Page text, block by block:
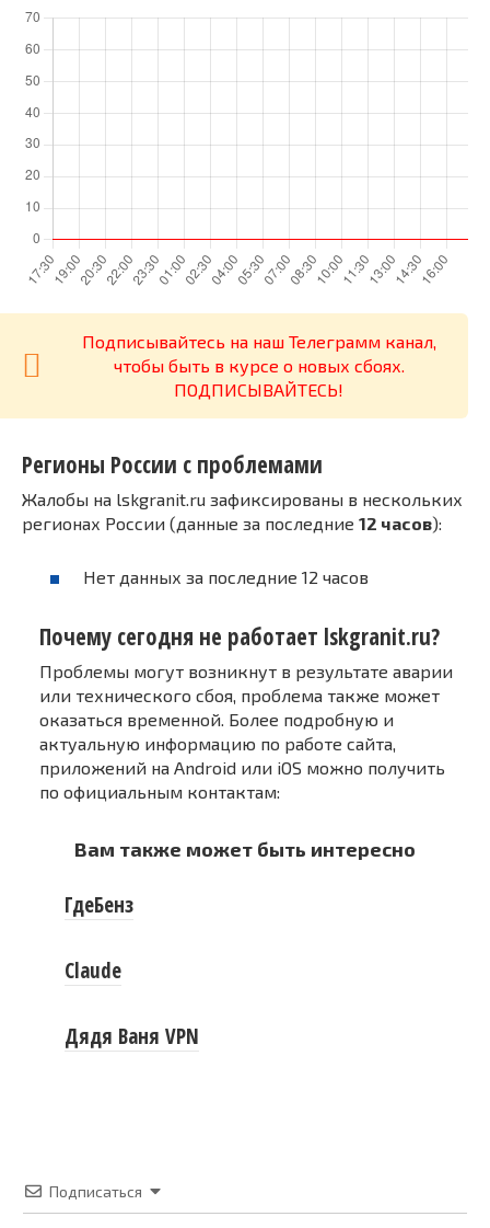
Подписывайтесь на наш Телеграмм канал,
чтобы быть в курсе о новых сбоях.
ПОДПИСЫВАЙТЕСЬ!
Регионы России с проблемами
Жалобы на lskgranit.ru зафиксированы в нескольких
регионах России (данные за последние 12 часов):
Нет данных за последние 12 часов
Почему сегодня не работает lskgranit.ru?
Проблемы могут возникнут в результате аварии
или технического сбоя, проблема также может
оказаться временной. Более подробную и
актуальную информацию по работе сайта,
приложений на Android или iOS можно получить
по официальным контактам:
Вам также может быть интересно
ГдеБенз
Claude
Дядя Ваня VPN
Подписаться